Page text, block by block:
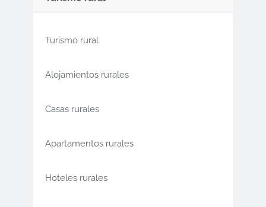
Turismo rural
Alojamientos rurales
Casas rurales
Apartamentos rurales
Hoteles rurales